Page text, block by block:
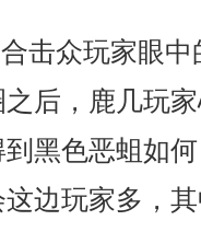
击众玩家眼
后，鹿几玩
黑色恶蛆如
边玩家多，